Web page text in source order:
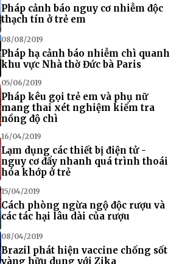
Pháp cảnh báo nguy cơ nhiễm độc
thạch tín ở trẻ em
08/08/2019
Pháp hạ cảnh báo nhiễm chì quanh
khu vực Nhà thờ Đức bà Paris
05/06/2019
Pháp kêu gọi trẻ em và phụ nữ
mang thai xét nghiệm kiểm tra
nồng độ chì
16/04/2019
Lạm dụng các thiết bị điện tử -
nguy cơ đẩy nhanh quá trình thoái
hóa khớp ở trẻ
15/04/2019
Cách phòng ngừa ngộ độc rượu và
các tác hại lâu dài của rượu
08/04/2019
Brazil phát hiện vaccine chống sốt
vàng hữu dụng với Zika